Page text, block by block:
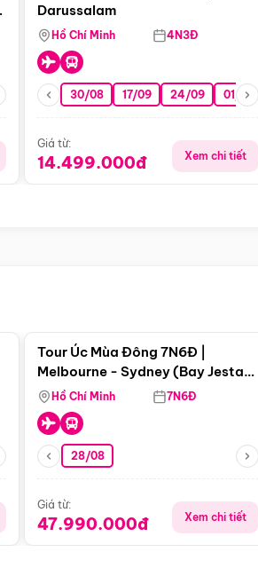
Darussalam
Hồ Chí Minh 4N3Đ
30/08 17/09 24/09 01/10
Giá từ:
14.499.000đ Xem chi tiết
Tour Úc Mùa Đông 7N6Đ |
Melbourne - Sydney (Bay Jestar
Airways)
Hồ Chí Minh 7N6Đ
28/08
Giá từ:
47.990.000đ Xem chi tiết